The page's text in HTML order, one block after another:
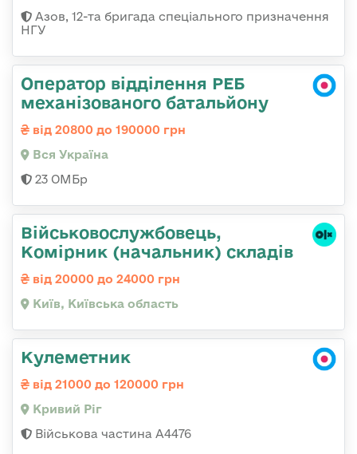
Азов, 12-та бригада спеціального призначення
НГУ
Оператор відділення РЕБ
механізованого батальйону
від 20800 до 190000 грн
Вся Україна
23 ОМБр
Військовослужбовець,
Комірник (начальник) складів
від 20000 до 24000 грн
Київ, Київська область
Кулеметник
від 21000 до 120000 грн
Кривий Ріг
Військова частина А4476